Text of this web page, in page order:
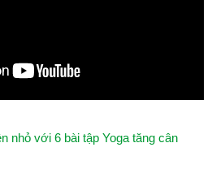
nhỏ với 6 bài tập Yoga tăng cân